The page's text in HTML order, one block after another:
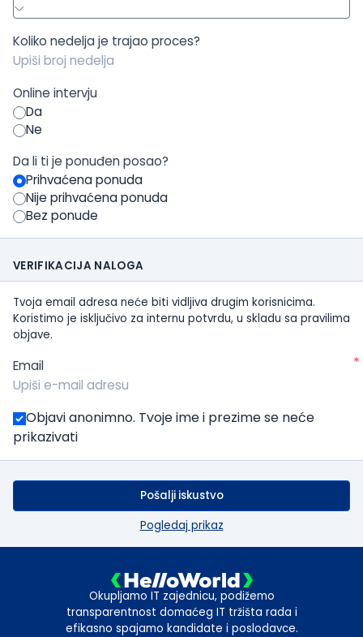
Koliko nedelja je trajao proces?
Online intervju
Da
Ne
Da li ti je ponuđen posao?
Prihvaćena ponuda
Nije prihvaćena ponuda
Bez ponude
VERIFIKACIJA NALOGA
Tvoja email adresa neće biti vidljiva drugim korisnicima.
Koristimo je isključivo za internu potvrdu, u skladu sa pravilima
objave.
Email *
Objavi anonimno. Tvoje ime i prezime se neće
prikazivati
Pošalji iskustvo
Pogledaj prikaz
Okupljamo IT zajednicu, podižemo
transparentnost domaćeg IT tržišta rada i
efikasno spajamo kandidate i poslodavce.